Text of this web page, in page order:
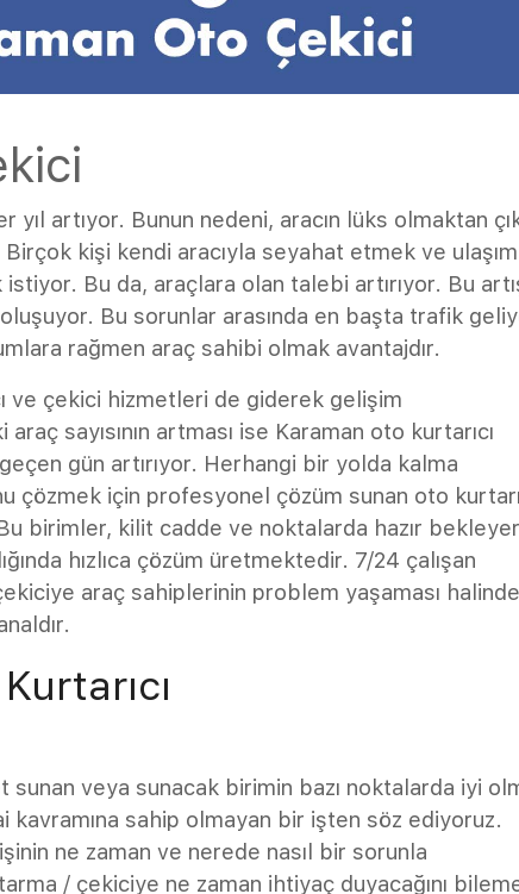
yıl artıyor. Bunun nedeni, aracın lüks olmaktan
Birçok kişi kendi aracıyla seyahat etmek ve ulaşım
istiyor. Bu da, araçlara olan talebi artırıyor. Bu
oluşuyor. Bu sorunlar arasında en başta trafik
rağmen araç sahibi olmak avantajdır.
ve çekici hizmetleri de giderek gelişim
sayısının artması ise Karaman oto kurtarıcı
gün artırıyor. Herhangi bir yolda kalma
çözmek için profesyonel çözüm sunan oto
birimler, kilit cadde ve noktalarda hazır
hızlıca çözüm üretmektedir. 7/24 çalışan
araç sahiplerinin problem yaşaması halinde
sunan veya sunacak birimin bazı noktalarda iyi
kavramına sahip olmayan bir işten söz ediyoruz.
ne zaman ve nerede nasıl bir sorunla
/ çekiciye ne zaman ihtiyaç duyacağını